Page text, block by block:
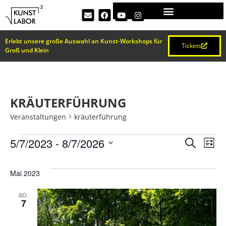
Erlebt unsere große Auswahl an Kunst-Workshops für
Groß und Klein
Tickets
KRÄUTERFÜHRUNG
Veranstaltungen kräuterführung
UND
SucheListe
5/7/2023 - 8/7/2026
Mai 2023
SO.
7